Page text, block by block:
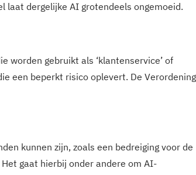
laat dergelijke AI grotendeels ongemoeid.
worden gebruikt als ‘klantenservice’ of
een beperkt risico oplevert. De Verordening
kunnen zijn, zoals een bedreiging voor de
gaat hierbij onder andere om AI-